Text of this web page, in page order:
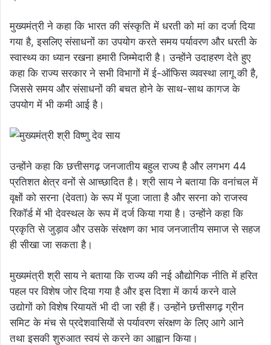
मुख्यमंत्री ने कहा कि भारत की संस्कृति में धरती को मां का दर्जा दिया
गया है, इसलिए संसाधनों का उपयोग करते समय पर्यावरण और धरती के
स्वास्थ्य का ध्यान रखना हमारी जिम्मेदारी है। उन्होंने उदाहरण देते हुए
कहा कि राज्य सरकार ने सभी विभागों में ई-ऑफिस व्यवस्था लागू की है,
जिससे समय और संसाधनों की बचत होने के साथ-साथ कागज के
उपयोग में भी कमी आई है।
उन्होंने कहा कि छत्तीसगढ़ जनजातीय बहुल राज्य है और लगभग 44
प्रतिशत क्षेत्र वनों से आच्छादित है। श्री साय ने बताया कि वनांचल में
वृक्षों को सरना (देवता) के रूप में पूजा जाता है और सरना को राजस्व
रिकॉर्ड में भी देवस्थल के रूप में दर्ज किया गया है। उन्होंने कहा कि
प्रकृति से जुड़ाव और उसके संरक्षण का भाव जनजातीय समाज से सहज
ही सीखा जा सकता है।
मुख्यमंत्री श्री साय ने बताया कि राज्य की नई औद्योगिक नीति में हरित
पहल पर विशेष जोर दिया गया है और इस दिशा में कार्य करने वाले
उद्योगों को विशेष रियायतें भी दी जा रही हैं। उन्होंने छत्तीसगढ़ ग्रीन
समिट के मंच से प्रदेशवासियों से पर्यावरण संरक्षण के लिए आगे आने
तथा इसकी शुरुआत स्वयं से करने का आह्वान किया।